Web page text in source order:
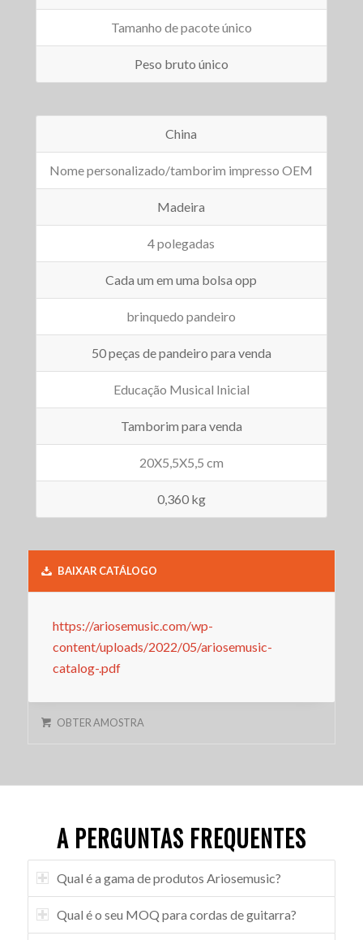
Tamanho de pacote único
Peso bruto único
China
Nome personalizado/tamborim impresso OEM
Madeira
4 polegadas
Cada um em uma bolsa opp
brinquedo pandeiro
50 peças de pandeiro para venda
Educação Musical Inicial
Tamborim para venda
20X5,5X5,5 cm
0,360 kg
BAIXAR CATÁLOGO
https://ariosemusic.com/wp-
content/uploads/2022/05/ariosemusic-
catalog-.pdf
OBTER AMOSTRA
A PERGUNTAS FREQUENTES
Qual é a gama de produtos Ariosemusic?
Qual é o seu MOQ para cordas de guitarra?